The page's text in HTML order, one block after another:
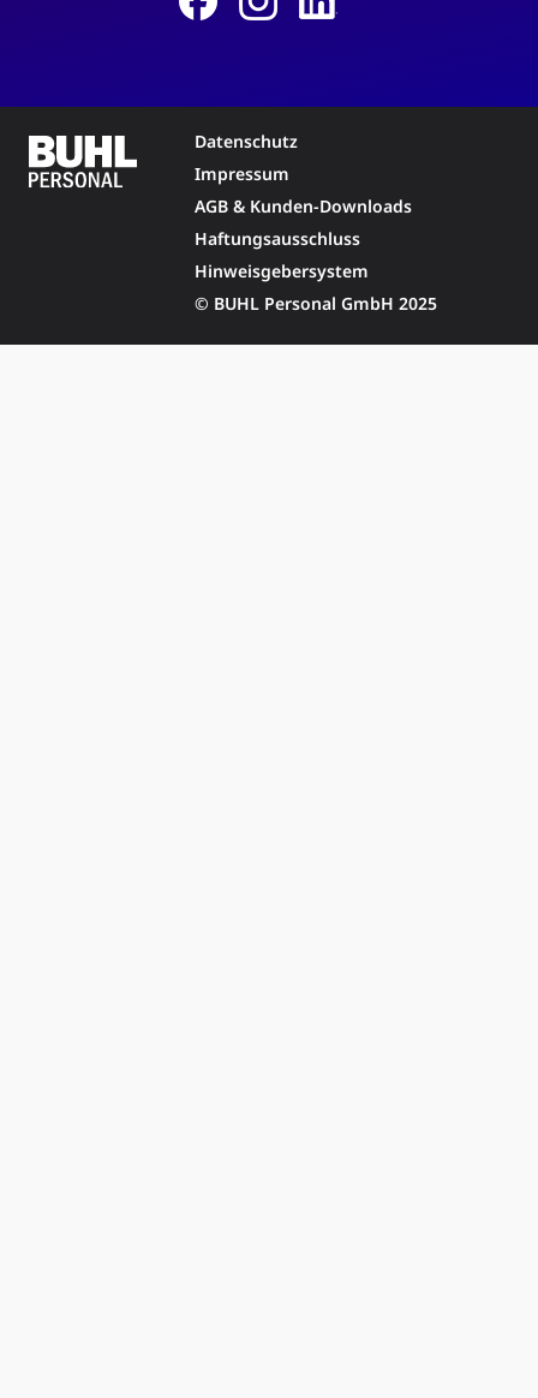
Datenschutz
Impressum
AGB & Kunden-Downloads
Haftungsausschluss
Hinweisgebersystem
© BUHL Personal GmbH 2025